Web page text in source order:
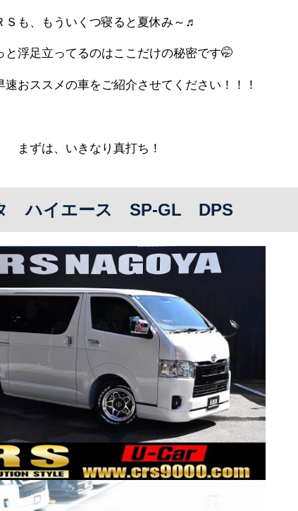
Ｓも、もういくつ寝ると夏休み～♬
と浮足立ってるのはここだけの秘密です🤭
速おススメの車をご紹介させてください！！！
まずは、いきなり真打ち！
ハイエース SP-GL DPS